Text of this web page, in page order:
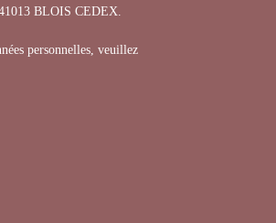
BLOIS CEDEX.
personnelles, veuillez